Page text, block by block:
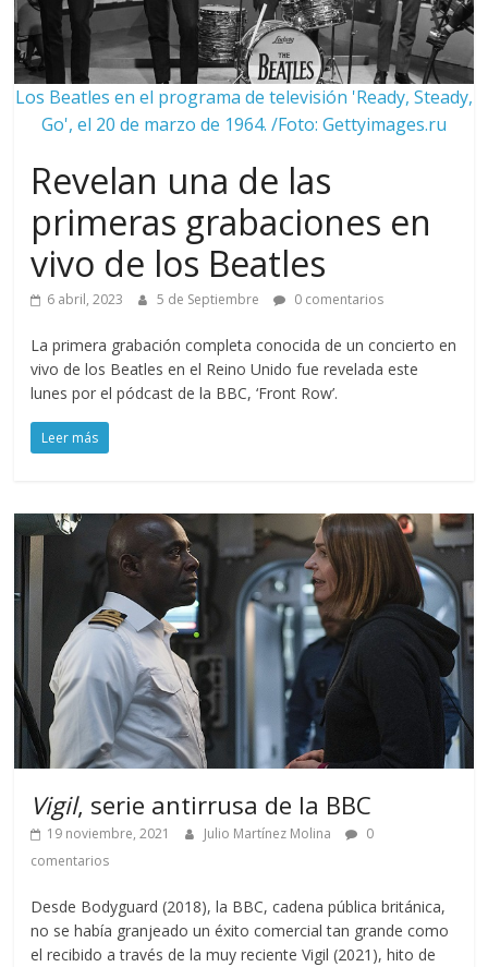
Los Beatles en el programa de televisión 'Ready, Steady,
Go', el 20 de marzo de 1964. /Foto: Gettyimages.ru
Revelan una de las
primeras grabaciones en
vivo de los Beatles
6 abril, 2023 5 de Septiembre 0 comentarios
La primera grabación completa conocida de un concierto en
vivo de los Beatles en el Reino Unido fue revelada este
lunes por el pódcast de la BBC, ‘Front Row’.
Leer más
Vigil, serie antirrusa de la BBC
19 noviembre, 2021 Julio Martínez Molina
0
comentarios
Desde Bodyguard (2018), la BBC, cadena pública británica,
no se había granjeado un éxito comercial tan grande como
el recibido a través de la muy reciente Vigil (2021), hito de